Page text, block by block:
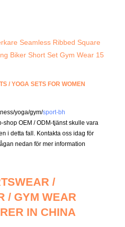
/ YOGA SETS FOR WOMEN
yoga/gym/sport-bh
shop OEM / ODM-tjänst skulle vara
i detta fall. Kontakta oss idag för
nedan för mer information
/
/ GYM WEAR
IN CHINA